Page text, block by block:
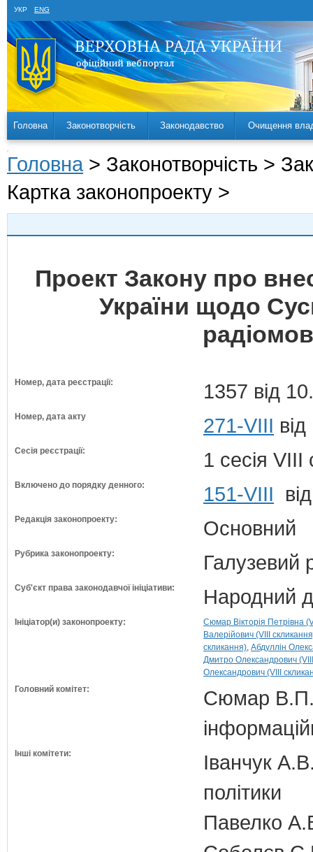
УКР ENG
Головна Законотворчість Законодавство Очищення
Головна > Законотворчість >
Картка законопроекту >
Проект Закону про
України щодо
Номер, дата реєстрації: 1357 від
Номер, дата акту 271-VIII
Сесія реєстрації: 1 сесія VIII
Включено до порядку денного: 151-VIII
Редакція законопроекту: Основний
Рубрика законопроекту: Галузевий
Суб'єкт права законодавчої ініціативи: Народний
Ініціатор(и) законопроекту:
Сюмар Вікторія Петрівна
Валерійович (VIII
скликання) Абдуллін
Дмитро Олександрович
Олександрович (VIII
Головний комітет:
Сюмар В.П.
Інші комітети:
Іванчук
політики
Павелко